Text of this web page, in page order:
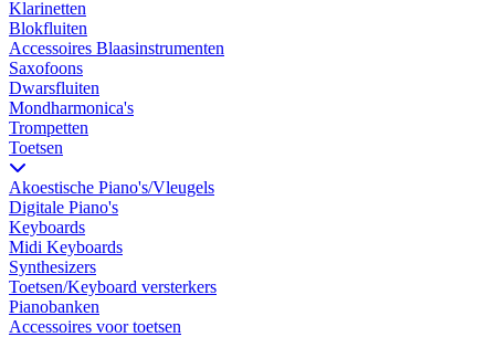
Klarinetten
Blokfluiten
Accessoires Blaasinstrumenten
Saxofoons
Dwarsfluiten
Mondharmonica's
Trompetten
Toetsen
Akoestische Piano's/Vleugels
Digitale Piano's
Keyboards
Midi Keyboards
Synthesizers
Toetsen/Keyboard versterkers
Pianobanken
Accessoires voor toetsen